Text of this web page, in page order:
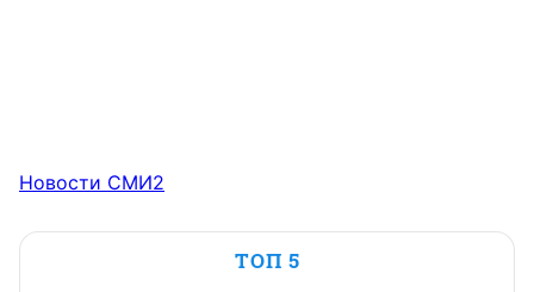
Новости СМИ2
ТОП 5